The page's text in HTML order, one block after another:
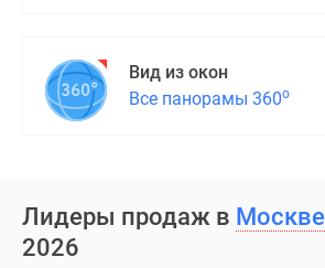
Вид из окон
Все панорамы 360о
Лидеры продаж в Москве
2026